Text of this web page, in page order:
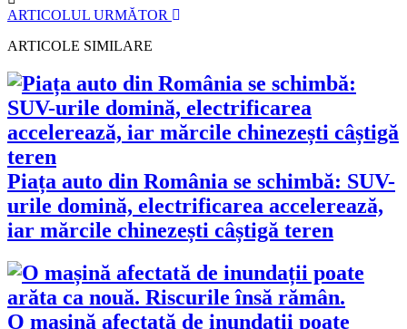
ARTICOLUL URMĂTOR
ARTICOLE SIMILARE
Piața auto din România se schimbă: SUV-
urile domină, electrificarea accelerează,
iar mărcile chinezești câștigă teren
O mașină afectată de inundații poate